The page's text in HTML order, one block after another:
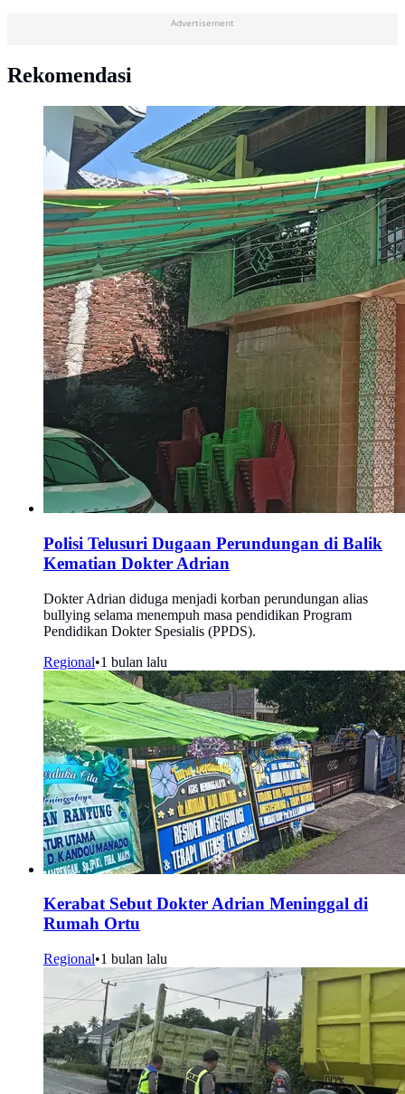
Advertisement
Rekomendasi
Polisi Telusuri Dugaan Perundungan di Balik
Kematian Dokter Adrian
Dokter Adrian diduga menjadi korban perundungan alias
bullying selama menempuh masa pendidikan Program
Pendidikan Dokter Spesialis (PPDS).
Regional•1 bulan lalu
Kerabat Sebut Dokter Adrian Meninggal di
Rumah Ortu
Regional•1 bulan lalu